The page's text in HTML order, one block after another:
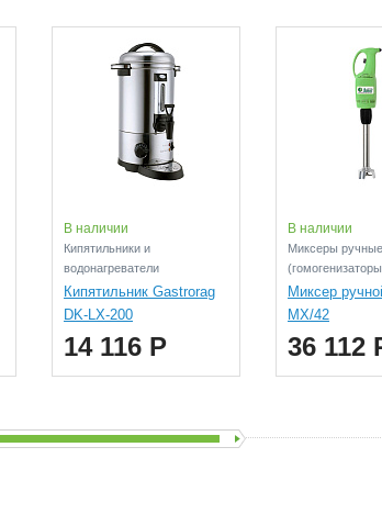
В наличии
Кипятильники и
водонагреватели
Кипятильник Gastrorag
DK-LX-200
14 116 Р
В наличии
Миксеры ручные
Миксер
MX/42
36 112